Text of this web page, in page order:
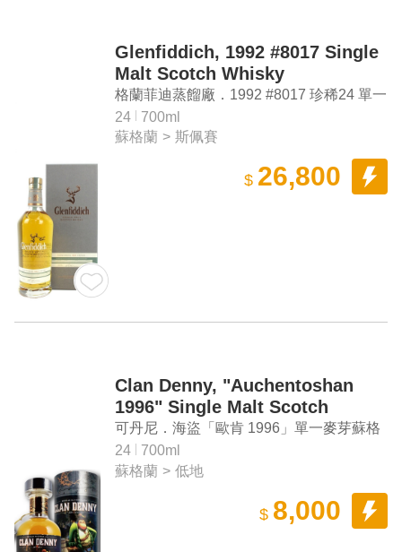
Glenfiddich, 1992 #8017 Single
Malt Scotch Whisky
格蘭菲迪蒸餾廠．1992 #8017 珍稀24 單一
麥芽蘇格蘭威士忌
24
700ml
蘇格蘭 > 斯佩賽
$ 26,800
Clan Denny, "Auchentoshan
1996" Single Malt Scotch
Whisky
可丹尼．海盜「歐肯 1996」單一麥芽蘇格
蘭威士忌原酒
24
700ml
蘇格蘭 > 低地
$ 8,000